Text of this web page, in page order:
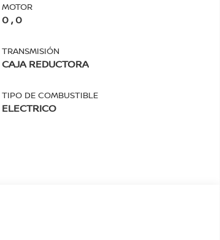
MOTOR
0 , 0
TRANSMISIÓN
CAJA REDUCTORA
TIPO DE COMBUSTIBLE
ELECTRICO